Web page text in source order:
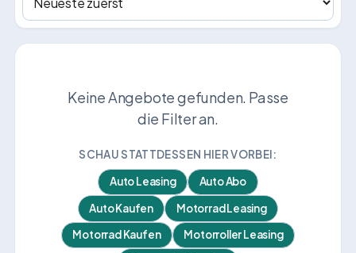
Keine Angebote gefunden. Passe
die Filter an.
SCHAU STATTDESSEN HIER VORBEI:
Auto Leasing
Auto Abo
Auto Kaufen
Motorrad Leasing
Motorrad Kaufen
Motorroller Leasing